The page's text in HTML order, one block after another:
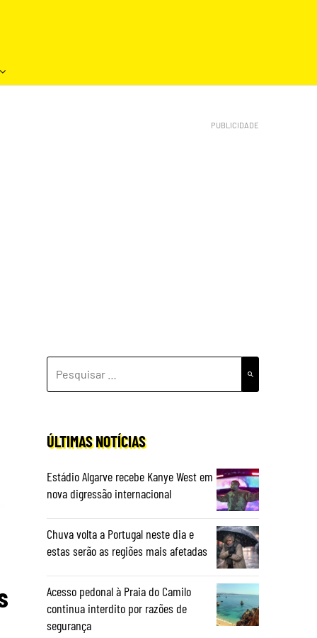
POR:
ÚLTIMAS NOTÍCIAS
Estádio Algarve recebe Kanye West em
nova digressão internacional
Chuva volta a Portugal neste dia e
estas serão as regiões mais afetadas
Acesso pedonal à Praia do Camilo
continua interdito por razões de
segurança